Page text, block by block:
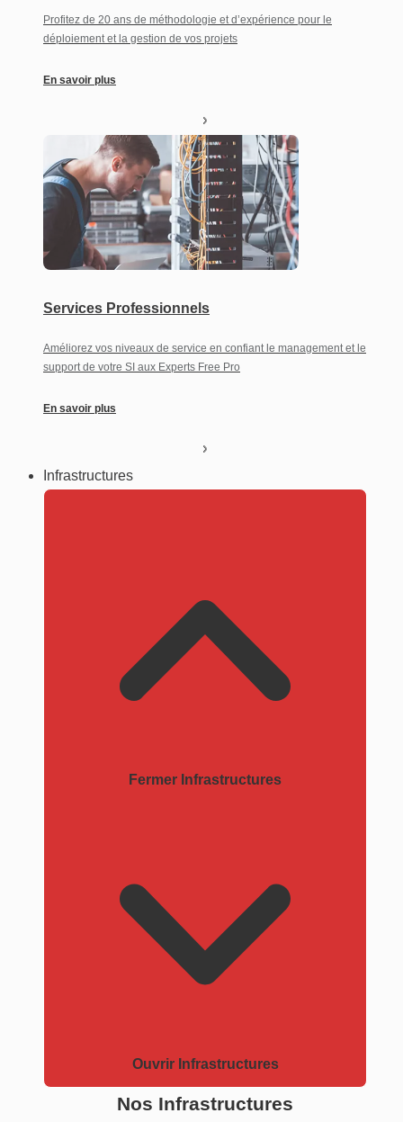
Profitez de 20 ans de méthodologie et d’expérience pour le
déploiement et la gestion de vos projets
En savoir plus
Services Professionnels
Améliorez vos niveaux de service en confiant le management et le
support de votre SI aux Experts Free Pro
En savoir plus
Infrastructures
Fermer Infrastructures
Ouvrir Infrastructures
Nos Infrastructures